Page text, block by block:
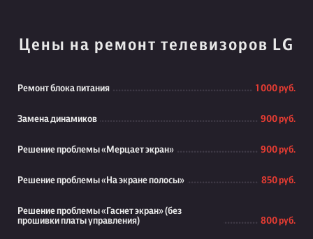
Цены на ремонт телевизоров LG
Ремонт блока питания 1 000 руб.
Замена динамиков 900 руб.
Решение проблемы «Мерцает экран» 900 руб.
Решение проблемы «На экране полосы» 850 руб.
Решение проблемы «Гаснет экран» (без
прошивки платы управления)
800 руб.